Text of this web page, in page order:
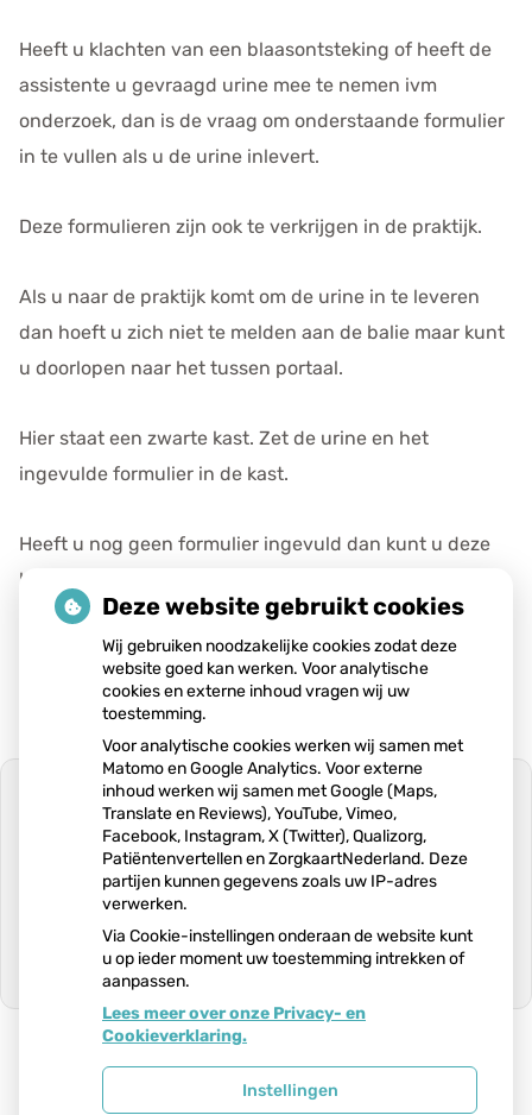
g
e
v
e
n
Heeft u klachten van een blaasontsteking of heeft de
assistente u gevraagd urine mee te nemen ivm
onderzoek, dan is de vraag om onderstaande formulier
in te vullen als u de urine inlevert.
Deze formulieren zijn ook te verkrijgen in de praktijk.
Als u naar de praktijk komt om de urine in te leveren
dan hoeft u zich niet te melden aan de balie maar kunt
u doorlopen naar het tussen portaal.
Hier staat een zwarte kast. Zet de urine en het
ingevulde formulier in de kast.
Heeft u nog geen formulier ingevuld dan kunt u deze
bovenop de zwarte kast nog invullen.
Vragenlijst urine
U heeft geen toestemming gegeven
voorexterne inhouddie nodig is om dit
Cookie-instellingen wijzigen
Uw Zorg Online|Beheer
begin
de
Deze website gebruikt cookies
Wij gebruiken noodzakelijke cookies zodat deze
website goed kan werken. Voor analytische
cookies en externe inhoud vragen wij uw
toestemming.
Voor analytische cookies werken wij samen met
Matomo en Google Analytics. Voor externe
inhoud werken wij samen met Google (Maps,
Translate en Reviews), YouTube, Vimeo,
Facebook, Instagram, X (Twitter), Qualizorg,
Patiëntenvertellen en ZorgkaartNederland. Deze
partijen kunnen gegevens zoals uw IP-adres
verwerken.
Via Cookie-instellingen onderaan de website kunt
u op ieder moment uw toestemming intrekken of
aanpassen.
Lees meer over onze Privacy- en
Cookieverklaring.
Instellingen